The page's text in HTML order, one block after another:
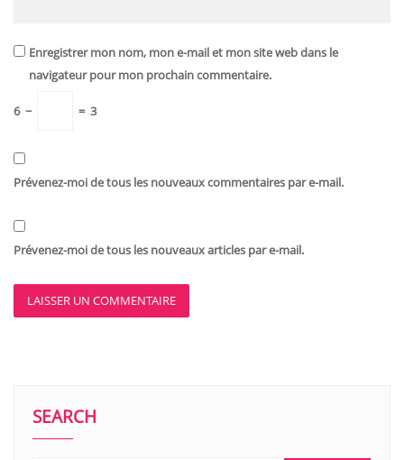
Enregistrer mon nom, mon e-mail et mon site web dans le
navigateur pour mon prochain commentaire.
6 − = 3
Prévenez-moi de tous les nouveaux commentaires par e-mail.
Prévenez-moi de tous les nouveaux articles par e-mail.
SEARCH